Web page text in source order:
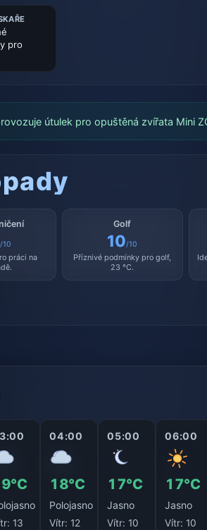
pro
útulek pro opuštěná zvířata Mini
/10
práci na
Golf
10/10
Příznivé podmínky pro golf,
23 °C.
13
04:00
18°C
Polojasno
Vítr:12
05:00
17°C
Jasno
Vítr:10
06:00
17°C
Jasno
Vítr:10